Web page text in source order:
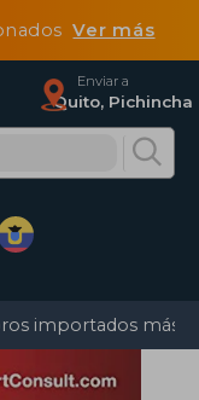
Ver más
Enviar a
Quito, Pichincha
importados más